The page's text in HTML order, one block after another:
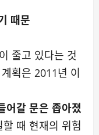
때문
줄고 있다는 것
획은 2011년 이
어갈 문은 좁아졌
때 현재의 위험